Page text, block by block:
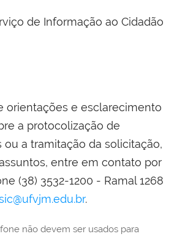
de Informação ao Cidadão
orientações e esclarecimento
a protocolização de
a tramitação da solicitação,
entre em contato por
(38) 3532-1200 - Ramal 1268
.
não devem ser usados para